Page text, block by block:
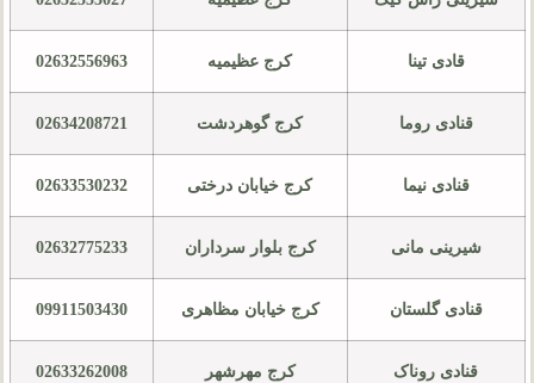
قادی تینا کرج عظیمیه 02632556963
قنادی روما کرج گوهردشت 02634208721
قنادی نیما کرج خیابان درختی 02633530232
شیرینی مانی کرج بلوار سرداران 02632775233
قنادی گلستان کرج خیابان مظاهری 09911503430
قنادی روناک کرج مهرشهر 02633262008